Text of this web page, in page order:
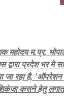
महोदय म.प्र.
द्वारा प्रदेश भर मे
जा रहा है, 'ऑपरेशन
कसने हेतु